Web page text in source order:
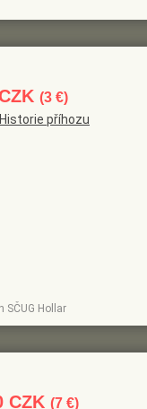
SČUG Hollar
(3 €)
Historie příhozu
CZK (7 €)